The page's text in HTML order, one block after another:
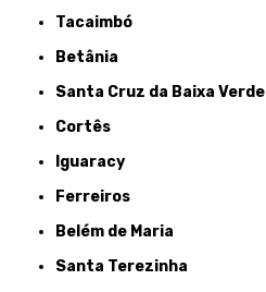
Tacaimbó
Betânia
Santa Cruz da Baixa Verde
Cortês
Iguaracy
Ferreiros
Belém de Maria
Santa Terezinha